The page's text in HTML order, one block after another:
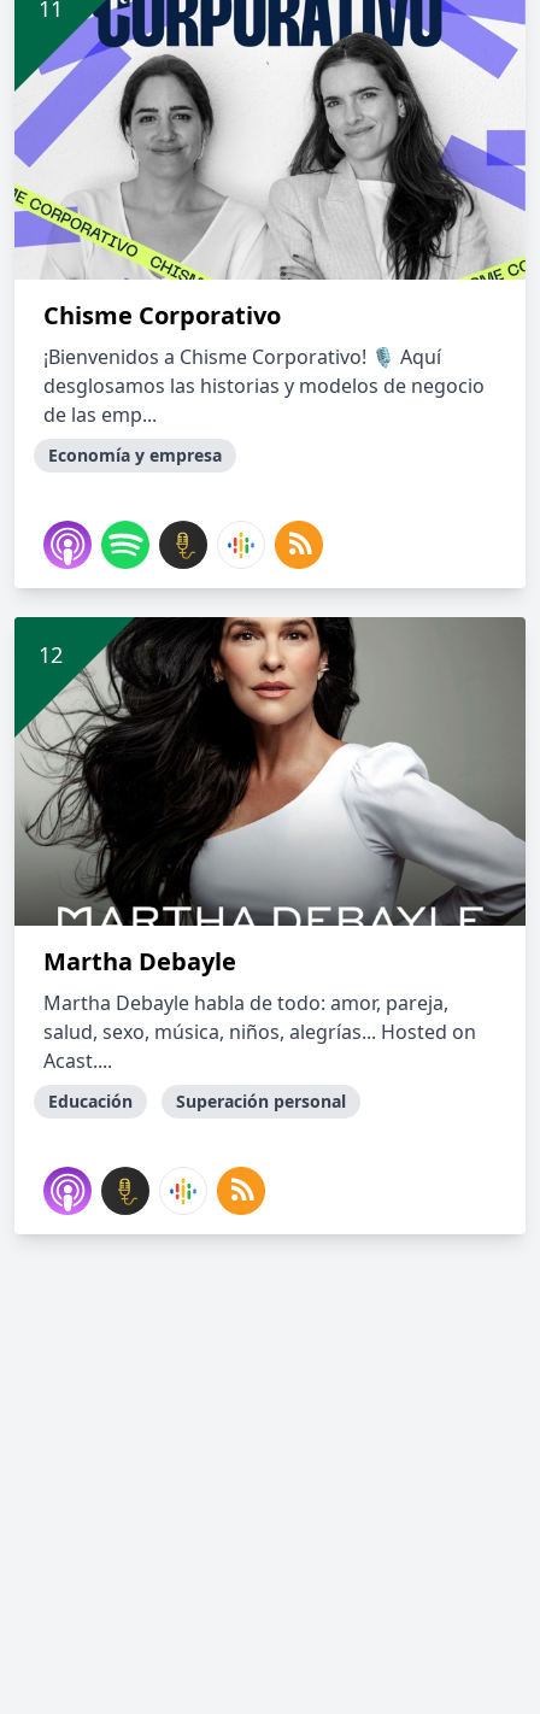
Chisme Corporativo
¡Bienvenidos a Chisme Corporativo! 🎙️ Aquí
desglosamos las historias y modelos de negocio
de las emp...
Economía y empresa
Martha Debayle
Martha Debayle habla de todo: amor, pareja,
salud, sexo, música, niños, alegrías... Hosted on
Acast....
Educación Superación personal